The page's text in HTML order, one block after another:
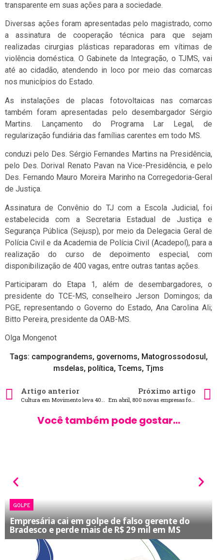
transparente em suas ações para a sociedade.
Diversas ações foram apresentadas pelo magistrado, como
a assinatura de cooperação técnica para que sejam
realizadas cirurgias plásticas reparadoras em vítimas de
violência doméstica. O Gabinete da Integração, o TJMS, vai
até ao cidadão, atendendo in loco por meio das comarcas
nos municípios do Estado.
As instalações de placas fotovoltaicas nas comarcas
também foram apresentadas pelo desembargador Sérgio
Martins. Lançamento do Programa Lar Legal, de
regularização fundiária das famílias carentes em todo MS.
conduzi pelo Des. Sérgio Fernandes Martins na Presidência,
pelo Des. Dorival Renato Pavan na Vice-Presidência, e pelo
Des. Fernando Mauro Moreira Marinho na Corregedoria-Geral
de Justiça.
Assinatura de Convênio do TJ com a Escola Judicial, foi
estabelecida com a Secretaria Estadual de Justiça e
Segurança Pública (Sejusp), por meio da Delegacia Geral de
Polícia Civil e da Academia de Polícia Civil (Acadepol), para a
realização do curso de depoimento especial, com
disponibilização de 400 vagas, entre outras tantas ações.
Participaram do Etapa 1, além de desembargadores, o
presidente do TCE-MS, conselheiro Jerson Domingos; da
PGE, representando o Governo do Estado, Ana Carolina Ali;
Bitto Pereira, presidente da OAB-MS.
Olga Mongenot
Tags: campograndems, governoms, Matogrossodosul,
msdelas, política, Tcems, Tjms
Artigo anterior
Cultura em Movimento leva 400 idosos ao Jaques da Luz
Próximo artigo
Em abril, 800 novas empresas foram abertas em MS
Você também pode gostar...
GOLPE
Empresária cai em golpe de falso gerente do
Bradesco e perde mais de R$ 29 mil em MS